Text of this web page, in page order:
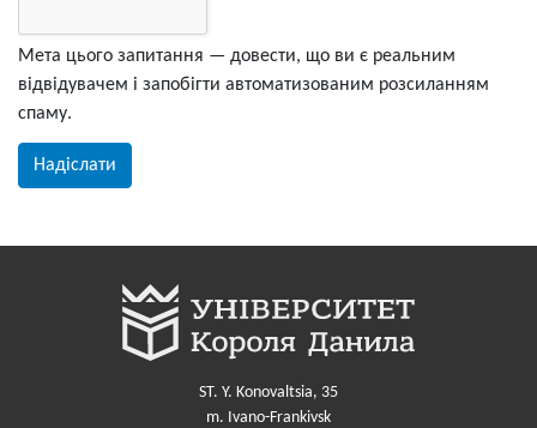
Мета цього запитання — довести, що ви є реальним
відвідувачем і запобігти автоматизованим розсиланням
спаму.
Надіслати
ST. Y. Konovaltsia, 35
m. Ivano-Frankivsk